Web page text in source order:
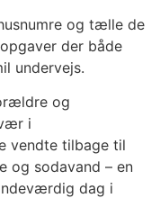
og tælle de
der både
undervejs.
og
i
vendte tilbage til
og sodavand – en
dag i